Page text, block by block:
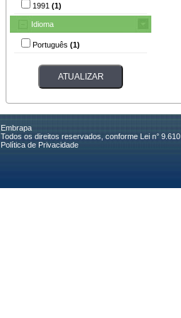
1991 (1)
Idioma
Português (1)
Embrapa
Todos os direitos reservados, conforme Lei n° 9.610
Política de Privacidade